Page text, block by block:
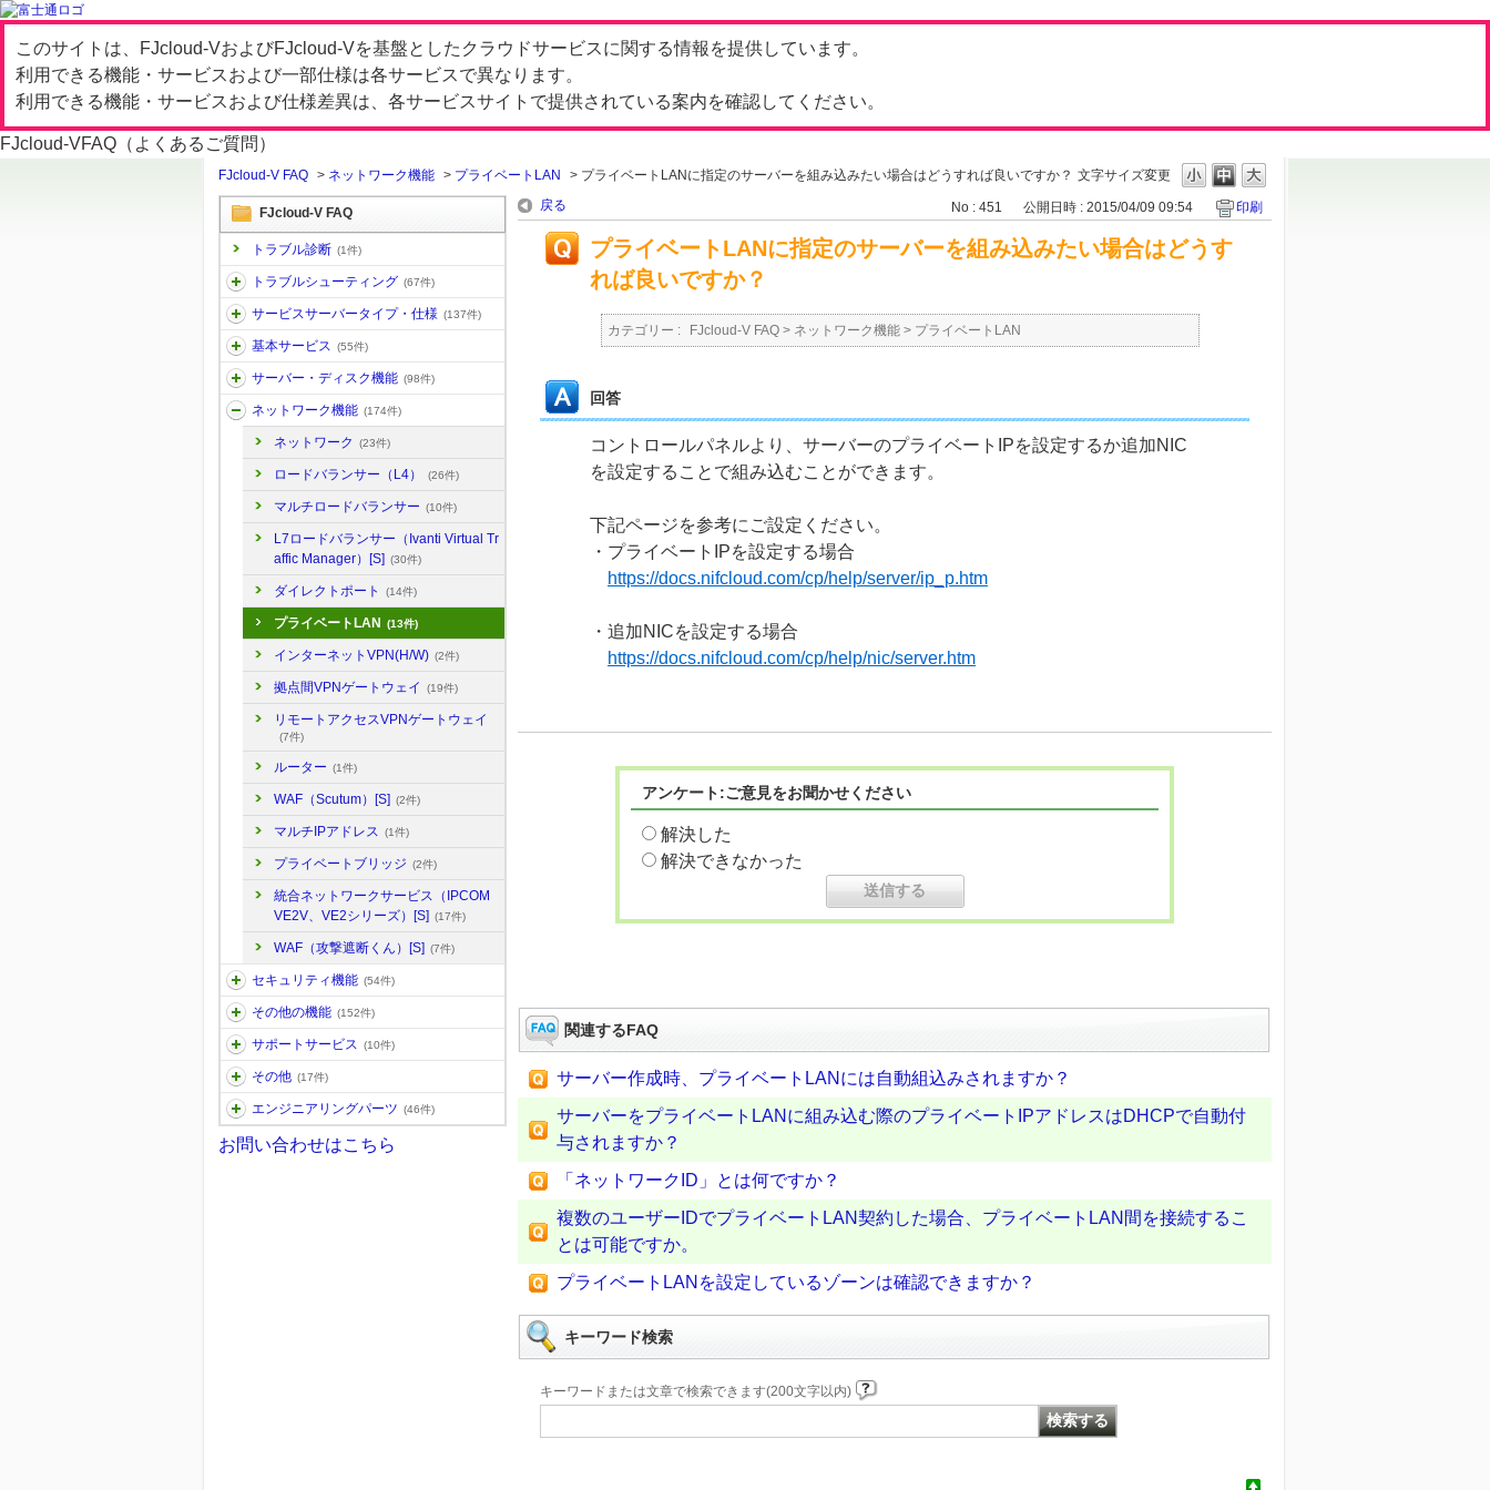
このサイトは、FJcloud-VおよびFJcloud-Vを基盤としたクラウドサービスに関する情報を提供しています。
利用できる機能・サービスおよび一部仕様は各サービスで異なります。
利用できる機能・サービスおよび仕様差異は、各サービスサイトで提供されている案内を確認してください。
FJcloud-VFAQ（よくあるご質問）
文字サイズ変更
FJcloud-V FAQ > ネットワーク機能 > プライベートLAN > プライベートLANに指定のサーバーを組み込みたい場合はどうすれば良いですか？
FJcloud-V FAQ
トラブル診断 (1件)
トラブルシューティング (67件)
サービスサーバータイプ・仕様 (137件)
基本サービス (55件)
サーバー・ディスク機能 (98件)
ネットワーク機能 (174件)
ネットワーク (23件)
ロードバランサー（L4） (26件)
マルチロードバランサー (10件)
L7ロードバランサー（Ivanti Virtual Tr
affic Manager）[S] (30件)
ダイレクトポート (14件)
プライベートLAN (13件)
インターネットVPN(H/W) (2件)
拠点間VPNゲートウェイ (19件)
リモートアクセスVPNゲートウェイ
(7件)
ルーター (1件)
WAF（Scutum）[S] (2件)
マルチIPアドレス (1件)
プライベートブリッジ (2件)
統合ネットワークサービス（IPCOM
VE2V、VE2シリーズ）[S] (17件)
WAF（攻撃遮断くん）[S] (7件)
セキュリティ機能 (54件)
その他の機能 (152件)
サポートサービス (10件)
その他 (17件)
エンジニアリングパーツ (46件)
お問い合わせはこちら
戻る No : 451 公開日時 : 2015/04/09 09:54 印刷
プライベートLANに指定のサーバーを組み込みたい場合はどうす
れば良いですか？
カテゴリー : FJcloud-V FAQ > ネットワーク機能 > プライベートLAN
回答
コントロールパネルより、サーバーのプライベートIPを設定するか追加NIC
を設定することで組み込むことができます。
下記ページを参考にご設定ください。
・プライベートIPを設定する場合
https://docs.nifcloud.com/cp/help/server/ip_p.htm
・追加NICを設定する場合
https://docs.nifcloud.com/cp/help/nic/server.htm
アンケート:ご意見をお聞かせください
解決した
解決できなかった
関連するFAQ
サーバー作成時、プライベートLANには自動組込みされますか？
サーバーをプライベートLANに組み込む際のプライベートIPアドレスはDHCPで自動付
与されますか？
「ネットワークID」とは何ですか？
複数のユーザーIDでプライベートLAN契約した場合、プライベートLAN間を接続するこ
とは可能ですか。
プライベートLANを設定しているゾーンは確認できますか？
キーワード検索
キーワードまたは文章で検索できます(200文字以内)